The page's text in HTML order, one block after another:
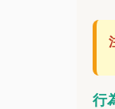
行